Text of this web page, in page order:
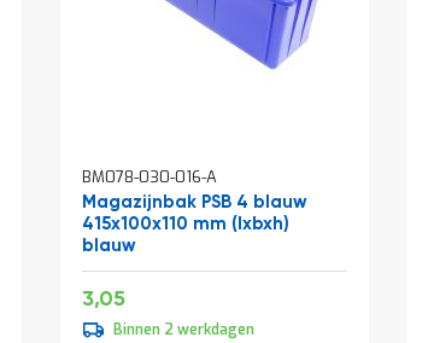
BM078-030-016-A
Magazijnbak PSB 4 blauw
415x100x110 mm (lxbxh)
blauw
Speciale
prijs
3,05
Binnen 2 werkdagen